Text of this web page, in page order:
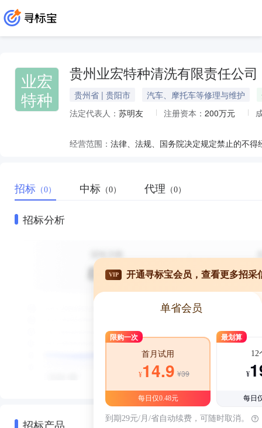
业宏
特种
贵州业宏特种清洗有限责任公司
贵州省 | 贵阳市 汽车、摩托车等修理与维护
法定代表人： 苏明友 注册资本： 200万元
经营范围：
招标 （0） 中标 （0） 代理 （0）
招标分析
招标产品
VIP 开通寻标宝会员，查看更多招采
单省会员
限购一次
首月试用
¥14.9 ¥39
每日仅0.48元
最划算
12
¥
每日
到期29元/月/省自动续费，可随时取消。